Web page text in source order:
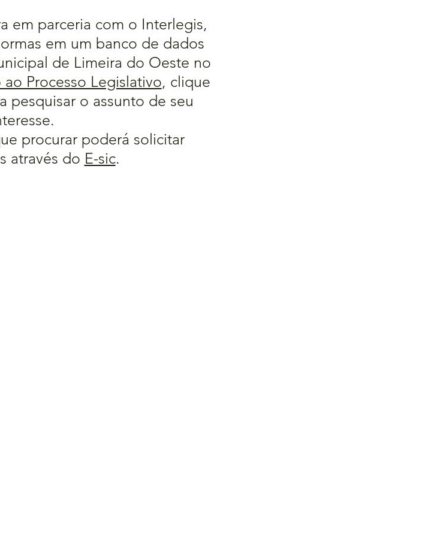
em parceria com o Interlegis,
em um banco de dados
de Limeira do Oeste no
Processo Legislativo, clique
pesquisar o assunto de seu
procurar poderá solicitar
através do E-sic.